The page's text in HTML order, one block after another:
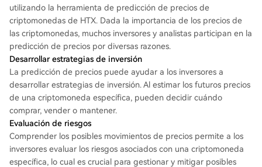
utilizando la herramienta de predicción de precios de
criptomonedas de HTX. Dada la importancia de los precios de
las criptomonedas, muchos inversores y analistas participan en la
predicción de precios por diversas razones.
Desarrollar estrategias de inversión
La predicción de precios puede ayudar a los inversores a
desarrollar estrategias de inversión. Al estimar los futuros precios
de una criptomoneda específica, pueden decidir cuándo
comprar, vender o mantener.
Evaluación de riesgos
Comprender los posibles movimientos de precios permite a los
inversores evaluar los riesgos asociados con una criptomoneda
específica, lo cual es crucial para gestionar y mitigar posibles